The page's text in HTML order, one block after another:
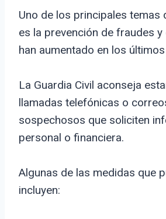
Uno de los principales temas
es la prevención de fraudes
han aumentado en los
La Guardia Civil aconseja
llamadas telefónicas o
sospechosos que soliciten
personal o financiera.
Algunas de las medidas que
incluyen: